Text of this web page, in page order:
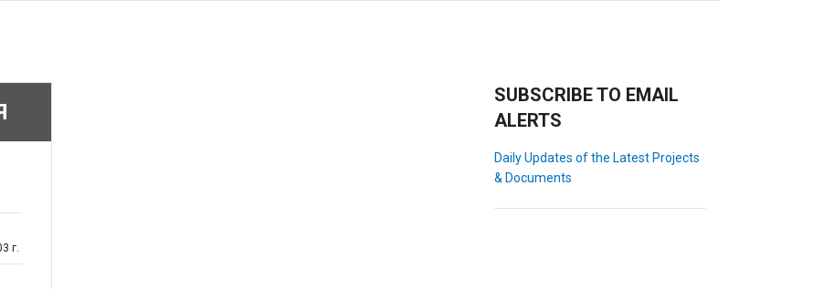
г.
SUBSCRIBE TO EMAIL
ALERTS
Daily Updates of the Latest Projects
& Documents